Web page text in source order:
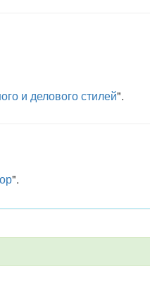
и делового стилей".
".